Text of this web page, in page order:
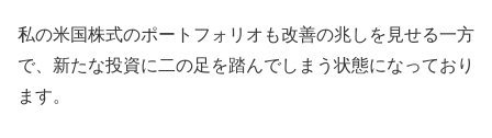
私の米国株式のポートフォリオも改善の兆しを見せる一方
で、新たな投資に二の足を踏んでしまう状態になっており
ます。